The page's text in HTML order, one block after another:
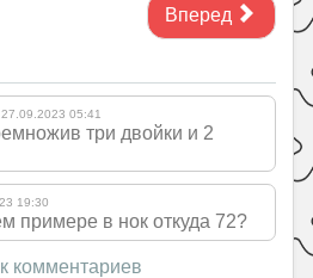
Вперед
27.09.2023 05:41
три двойки и 2
19:30
примере в нок откуда 72?
комментариев